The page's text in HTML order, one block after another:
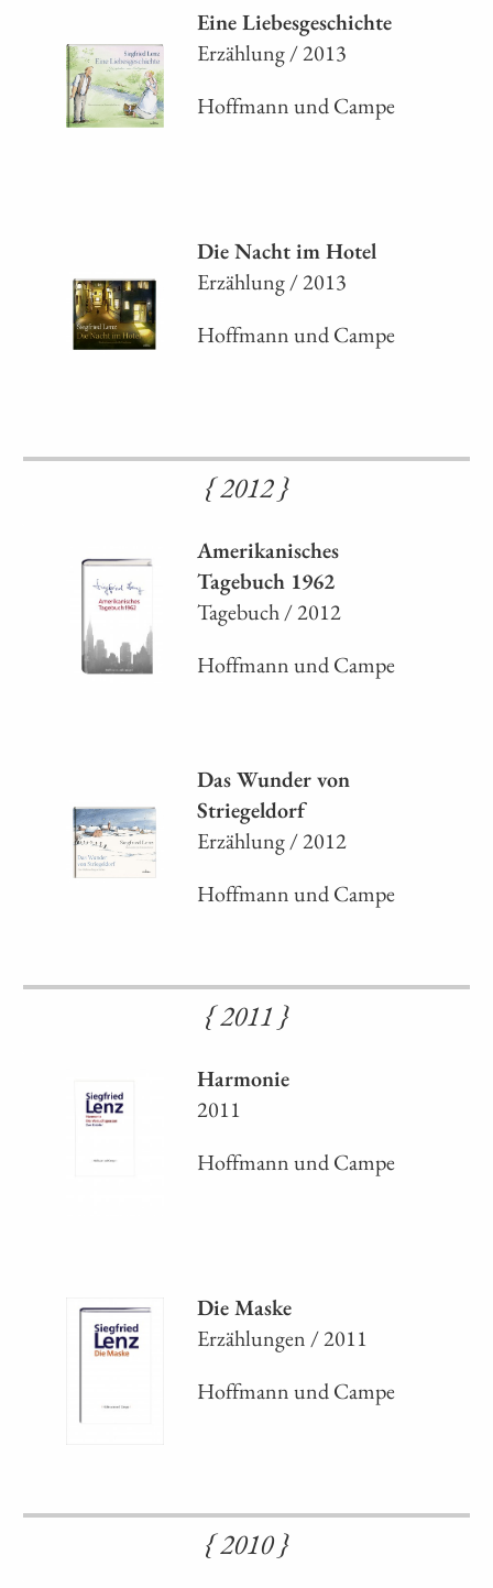
Eine Liebesgeschichte
Erzählung / 2013
Hoffmann und Campe
Die Nacht im Hotel
Erzählung / 2013
Hoffmann und Campe
{ 2012 }
Amerikanisches
Tagebuch 1962
Tagebuch / 2012
Hoffmann und Campe
Das Wunder von
Striegeldorf
Erzählung / 2012
Hoffmann und Campe
{ 2011 }
Harmonie
2011
Hoffmann und Campe
Die Maske
Erzählungen / 2011
Hoffmann und Campe
{ 2010 }